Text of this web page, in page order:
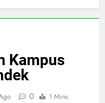
Kampus
0 1 Mins